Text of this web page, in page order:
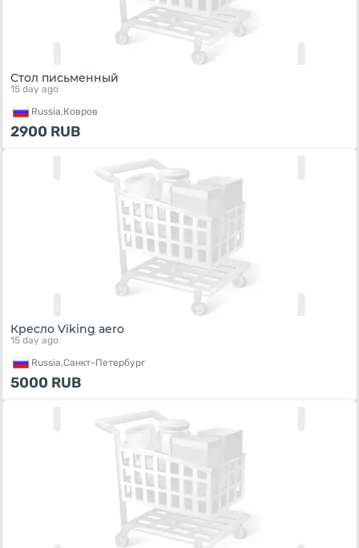
Стол письменный
15 day ago
Russia,Ковров
2900 RUB
Кресло Viking aero
15 day ago
Russia,Санкт-Петербург
5000 RUB